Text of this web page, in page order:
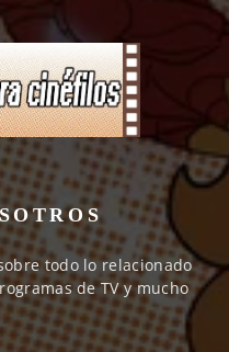
todo lo relacionado
de TV y mucho